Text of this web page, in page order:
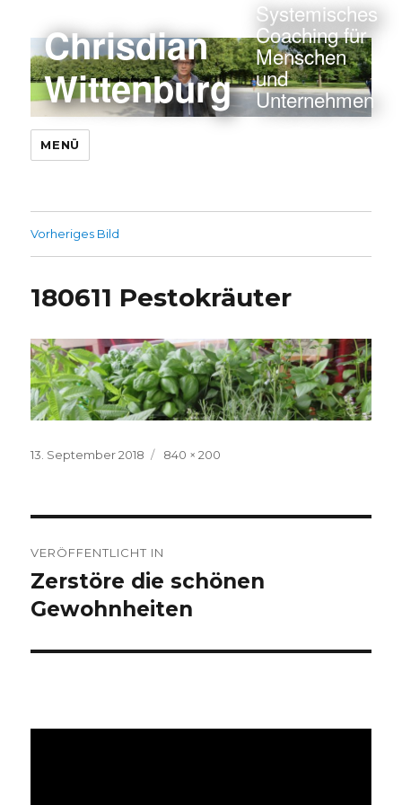
Chrisdian
Wittenburg
Systemisches
Coaching für
Menschen
und
Unternehmen
MENÜ
Vorheriges Bild
180611 Pestokräuter
Veröffentlicht
13. September 2018
Volle
840 × 200
VERÖFFENTLICHT IN
Zerstöre die schönen
Gewohnheiten